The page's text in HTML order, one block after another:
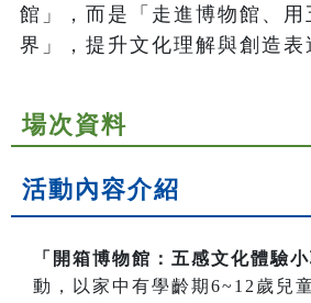
館」，而是「走進博物館、用
界」，提升文化理解與創造表
場次資料
活動內容介紹
「開箱博物館：五感文化體驗小
動，以家中有學齡期6~12歲兒